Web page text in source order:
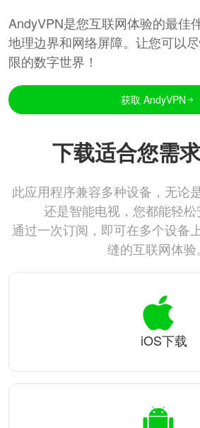
AndyVPN是您互联网体验的最佳
地理边界和网络屏障。让您可以
限的数字世界！
获取 AndyVPN
下载适合您需
此应用程序兼容多种设备，无论
还是智能电视，您都能轻松
通过一次订阅，即可在多个设备
缝的互联网体验。
iOS下载